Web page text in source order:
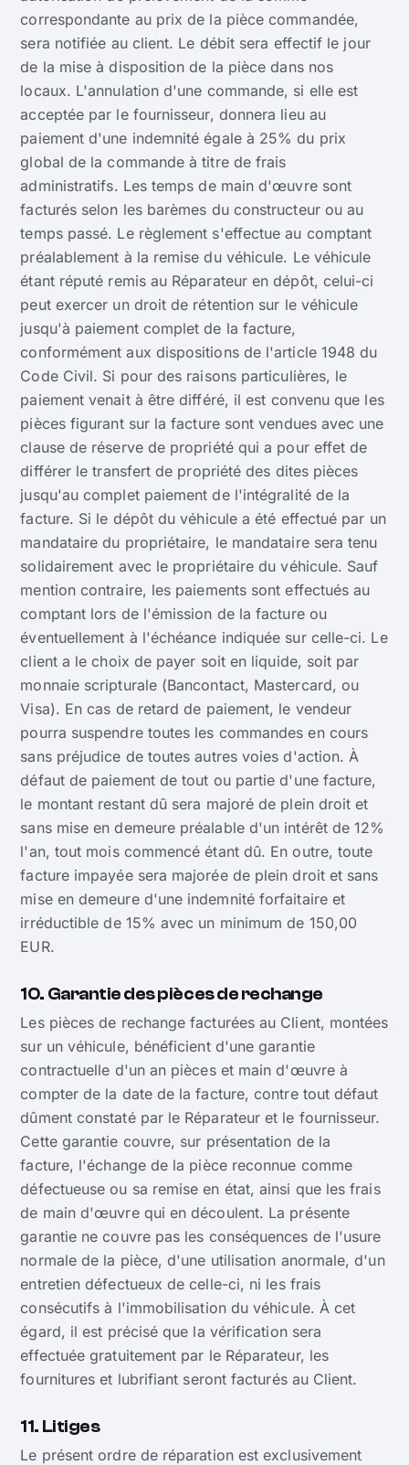
correspondante au prix de la pièce commandée,
sera notifiée au client. Le débit sera effectif le jour
de la mise à disposition de la pièce dans nos
locaux. L'annulation d'une commande, si elle est
acceptée par le fournisseur, donnera lieu au
paiement d'une indemnité égale à 25% du prix
global de la commande à titre de frais
administratifs. Les temps de main d'œuvre sont
facturés selon les barèmes du constructeur ou au
temps passé. Le règlement s'effectue au comptant
préalablement à la remise du véhicule. Le véhicule
étant réputé remis au Réparateur en dépôt, celui-ci
peut exercer un droit de rétention sur le véhicule
jusqu'à paiement complet de la facture,
conformément aux dispositions de l'article 1948 du
Code Civil. Si pour des raisons particulières, le
paiement venait à être différé, il est convenu que les
pièces figurant sur la facture sont vendues avec une
clause de réserve de propriété qui a pour effet de
différer le transfert de propriété des dites pièces
jusqu'au complet paiement de l'intégralité de la
facture. Si le dépôt du véhicule a été effectué par un
mandataire du propriétaire, le mandataire sera tenu
solidairement avec le propriétaire du véhicule. Sauf
mention contraire, les paiements sont effectués au
comptant lors de l'émission de la facture ou
éventuellement à l'échéance indiquée sur celle-ci. Le
client a le choix de payer soit en liquide, soit par
monnaie scripturale (Bancontact, Mastercard, ou
Visa). En cas de retard de paiement, le vendeur
pourra suspendre toutes les commandes en cours
sans préjudice de toutes autres voies d'action. À
défaut de paiement de tout ou partie d'une facture,
le montant restant dû sera majoré de plein droit et
sans mise en demeure préalable d'un intérêt de 12%
l'an, tout mois commencé étant dû. En outre, toute
facture impayée sera majorée de plein droit et sans
mise en demeure d'une indemnité forfaitaire et
irréductible de 15% avec un minimum de 150,00
EUR.
10. Garantie des pièces de rechange
Les pièces de rechange facturées au Client, montées
sur un véhicule, bénéficient d'une garantie
contractuelle d'un an pièces et main d'œuvre à
compter de la date de la facture, contre tout défaut
dûment constaté par le Réparateur et le fournisseur.
Cette garantie couvre, sur présentation de la
facture, l'échange de la pièce reconnue comme
défectueuse ou sa remise en état, ainsi que les frais
de main d'œuvre qui en découlent. La présente
garantie ne couvre pas les conséquences de l'usure
normale de la pièce, d'une utilisation anormale, d'un
entretien défectueux de celle-ci, ni les frais
consécutifs à l'immobilisation du véhicule. À cet
égard, il est précisé que la vérification sera
effectuée gratuitement par le Réparateur, les
fournitures et lubrifiant seront facturés au Client.
11. Litiges
Le présent ordre de réparation est exclusivement